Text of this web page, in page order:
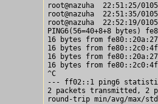
root@nazuha  22:51:25/
root@nazuha  22:51:35/
root@nazuha  22:52:19/
PING6(56=40+8+8 bytes)
16 bytes from
16 bytes from
16 bytes from
16 bytes from
^C
--- ff02::1 ping6
2 packets transmitted, 2
round-trip min/avg/max/